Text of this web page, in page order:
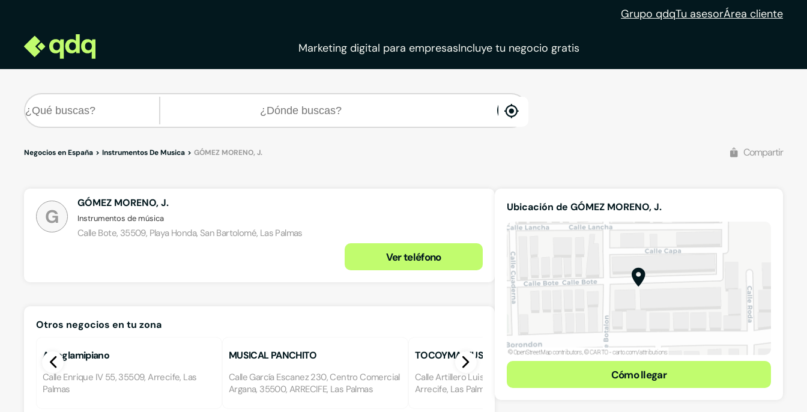
Grupo qdqTu asesorÁrea cliente
Marketing digital para empresasIncluye tu negocio gratis
enable
Negocios en España Instrumentos De Musica GÓMEZ MORENO, J. Compartir
G
GÓMEZ MORENO, J.
Instrumentos de música
Calle Bote, 35509, Playa Honda, San Bartolomé, Las Palmas
Ver teléfono
Otros negocios en tu zona
Arreglamipiano
Calle Enrique IV 55, 35509, Arrecife, Las
Palmas
MUSICAL PANCHITO
Calle García Escanez 230, Centro Comercial
Argana, 35500, ARRECIFE, Las Palmas
TOCOYMA MUSICAL, S.L.
Calle Artillero Luis Tresguerras, 35500,
Arrecife, Las Palmas
Ubicación de GÓMEZ MORENO, J.
Cómo llegar